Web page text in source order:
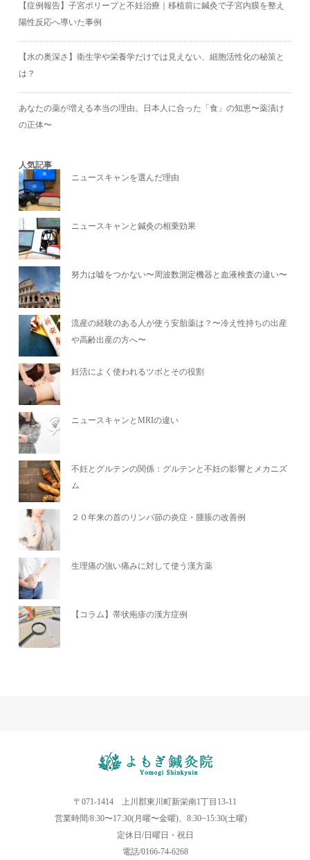
【症例報告】子宮ポリープと不妊治療｜移植前に鍼灸で子宮内膜を整え
陽性反応へ導いた事例
【水の奥深さ】衛生学や栄養学だけでは見えない、細胞活性化の秘策と
は？
あなたの薬が増える本当の理由。日本人に合った「食」の知恵〜薬漬け
の正体〜
人気記事
ニュースキャンを選んだ理由
ニュースキャンと鍼灸の相乗効果
努力は嘘をつかない〜周波数測定機器と血液検査の違い〜
流産の経験のある人が使う安胎薬は？〜冷え性持ちの出産
や高齢出産の方へ〜
妊活によく使われるツボとその役割
ニュースキャンとMRIの違い
不妊とグルテンの関係：グルテンと不妊の影響とメカニズ
ム
２０年来の首のリンパ節の炎症・腫脹の改善例
生理痛の強い痛みに対して使う漢方薬
【コラム】帯状疱疹の漢方症例
〒071-1414 上川郡東川町新栄南1丁目13-11
営業時間/8:30〜17:30(月曜〜金曜)、8:30~15:30(土曜)
定休日/日曜日・祝日
電話/0166-74-6268